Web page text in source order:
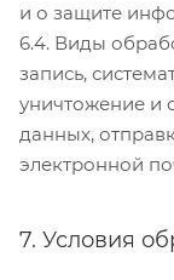
и о защите
6.4. Виды
запись,
уничтожение и
данных,
электронной
7. Условия